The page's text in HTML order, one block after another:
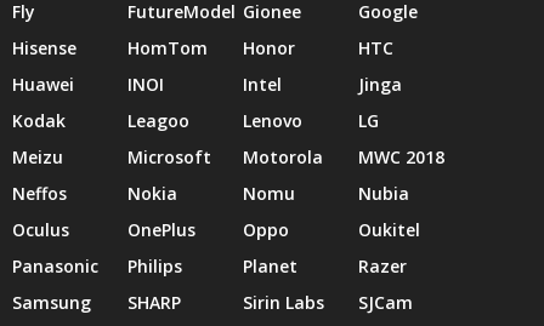
Fly
FutureModel Gionee
Google
Hisense
HomTom Honor
HTC
Huawei
INOI Intel
Jinga
Kodak
Leagoo Lenovo
LG
Meizu
Microsoft Motorola
MWC 2018
Neffos
Nokia Nomu
Nubia
Oculus
OnePlus Oppo
Oukitel
Panasonic
Philips Planet
Razer
Samsung
SHARP Sirin Labs
SJCam